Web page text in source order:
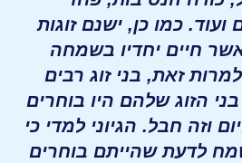
כמו כן, ישנם זוגות
חיים יחדיו בשמחה
זאת, בני זוג רבים
בני הזוג שלהם היו בוחרים
וזה חבל. הגיוני למדי כי
לדעת שהייתם בוחרים